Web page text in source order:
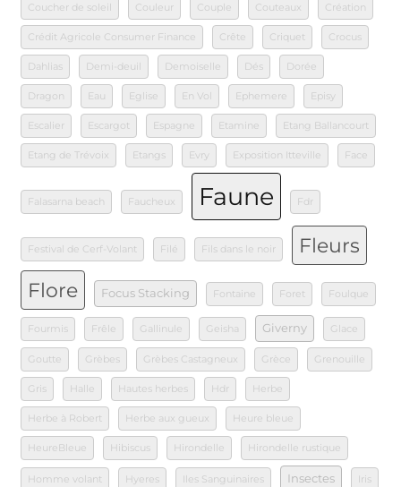
Coucher de soleil Couleur Couple Couteaux Création
Crédit Agricole Consumer Finance Crête Criquet Crocus
Dahlias Demi-deuil Demoiselle Dés Dorée
Dragon Eau Eglise En Vol Ephemere Episy
Escalier Escargot Espagne Etamine Etang Ballancourt
Etang de Trévoix Etangs Evry Exposition Itteville Face
Falasarna beach Faucheux Faune Fdr
Festival de Cerf-Volant Filé Fils dans le noir
Fleurs
Flore
Focus Stacking Fontaine Foret Foulque
Fourmis Frêle Gallinule Geisha Giverny Glace
Goutte Grèbes Grèbes Castagneux Grèce Grenouille
Gris Halle Hautes herbes Hdr Herbe
Herbe à Robert Herbe aux gueux Heure bleue
HeureBleue Hibiscus Hirondelle Hirondelle rustique
Homme volant Hyeres Iles Sanguinaires Insectes Iris